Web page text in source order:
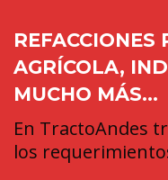
AGRÍCOLA,
MUCHO MÁS...
En TractoAndes
los